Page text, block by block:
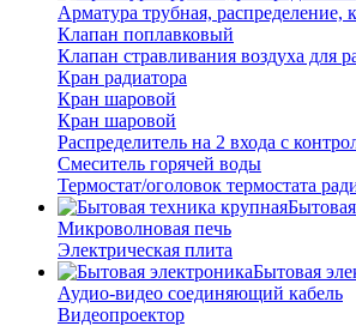
Арматура трубная, распределение,
Клапан поплавковый
Клапан стравливания воздуха для
Кран радиатора
Кран шаровой
Кран шаровой
Распределитель на 2 входа с
Смеситель горячей воды
Термостат/оголовок термостата
Микроволновая печь
Электрическая плита
Бытовая
Аудио-видео соединяющий кабель
Видеопроектор